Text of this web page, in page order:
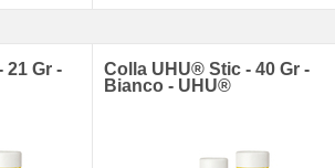
21 Gr -
Colla UHU® Stic - 40 Gr -
Bianco - UHU®